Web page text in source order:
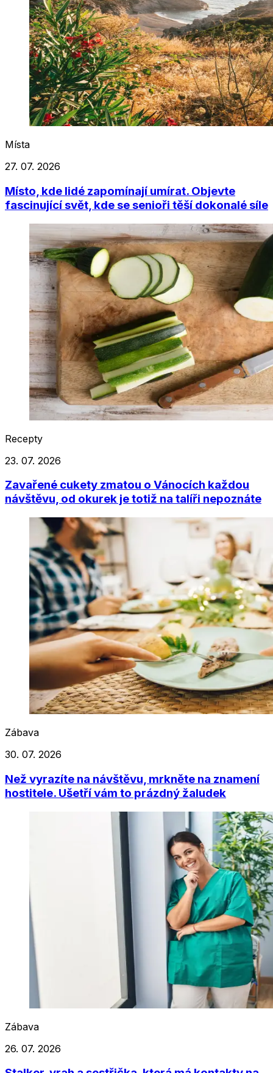
Místa
27. 07. 2026
Místo, kde lidé zapomínají umírat. Objevte
fascinující svět, kde se senioři těší dokonalé síle
Recepty
23. 07. 2026
Zavařené cukety zmatou o Vánocích každou
návštěvu, od okurek je totiž na talíři nepoznáte
Zábava
30. 07. 2026
Než vyrazíte na návštěvu, mrkněte na znamení
hostitele. Ušetří vám to prázdný žaludek
Zábava
26. 07. 2026